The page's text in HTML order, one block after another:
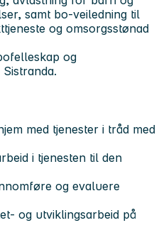
samt bo-veiledning til
og omsorgsstønad
og
med tjenester i tråd med
i tjenesten til den
og evaluere
og utviklingsarbeid på